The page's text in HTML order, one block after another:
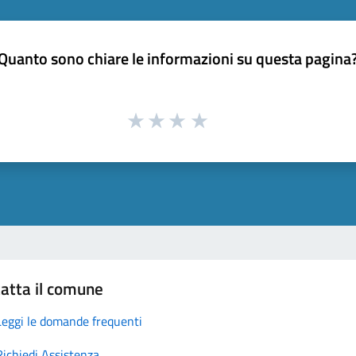
sono chiare le informazioni su questa
il comune
le domande frequenti